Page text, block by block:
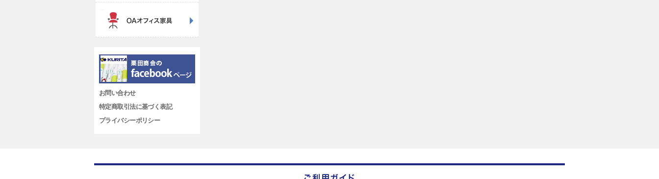
お問い合わせ
特定商取引法に基づく表記
プライバシーポリシー